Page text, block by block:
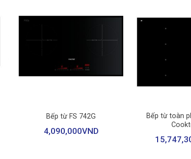
ăn, món ăn chín nhanh và đều, giữ được chất dinh dưỡng
Bếp từ FS 742G
4,090,000VND
Bếp từ toàn